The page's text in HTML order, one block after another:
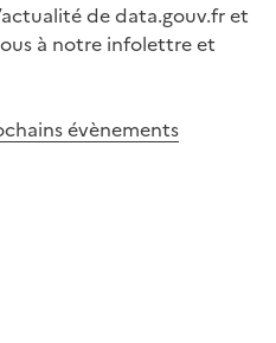
de data.gouv.fr et
à notre infolettre et
évènements